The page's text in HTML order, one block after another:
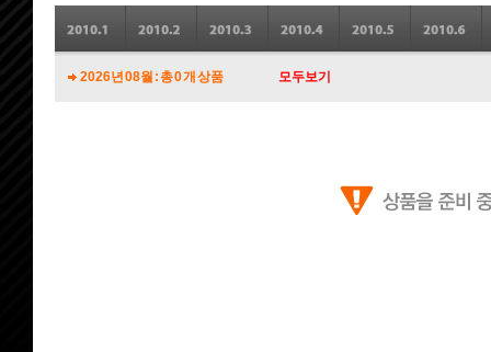
2026년 08월 : 총 0 개 상품 모두보기